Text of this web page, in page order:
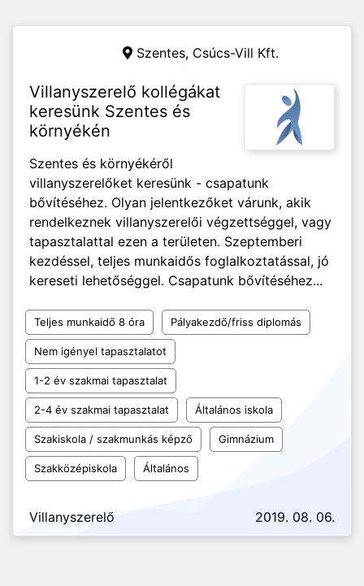
Szentes, Csúcs-Vill Kft.
Villanyszerelő kollégákat
keresünk Szentes és
környékén
Szentes és környékéről
villanyszerelőket keresünk - csapatunk
bővítéséhez. Olyan jelentkezőket várunk, akik
rendelkeznek villanyszerelői végzettséggel, vagy
tapasztalattal ezen a területen. Szeptemberi
kezdéssel, teljes munkaidős foglalkoztatással, jó
kereseti lehetőséggel. Csapatunk bővítéséhez...
Teljes munkaidő 8 óra Pályakezdő/friss diplomás
Nem igényel tapasztalatot
1-2 év szakmai tapasztalat
2-4 év szakmai tapasztalat Általános iskola
Szakiskola / szakmunkás képző Gimnázium
Szakközépiskola Általános
Villanyszerelő 2019. 08. 06.